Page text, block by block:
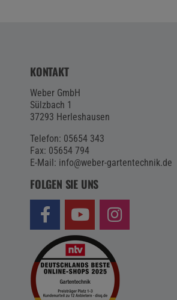
KONTAKT
Weber GmbH
Sülzbach 1
37293 Herleshausen
Telefon: 05654 343
Fax: 05654 794
E-Mail: info@weber-gartentechnik.de
FOLGEN SIE UNS